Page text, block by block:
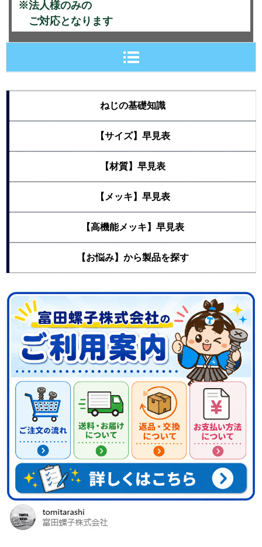
※法人様のみの
ご対応となります
ねじの基礎知識
【サイズ】早見表
【材質】早見表
【メッキ】早見表
【高機能メッキ】早見表
【お悩み】から製品を探す